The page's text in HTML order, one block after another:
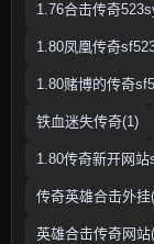
1.76合击传奇
1.80凤凰传奇
1.80赌博的传奇
铁血迷失传奇(1)
1.80传奇新开网
传奇英雄合击外挂
英雄合击传奇网站